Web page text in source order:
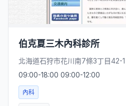
伯克夏三木內科診所
北海道石狩市花川南7條3丁目42-1
09:00-18:00 09:00-12:00
內科